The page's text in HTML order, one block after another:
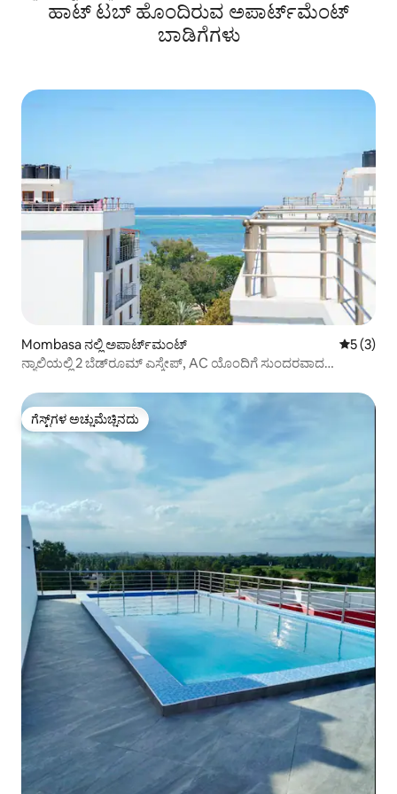
ಹಾಟ್ ಟಬ್ ಹೊಂದಿರುವ ಅಪಾರ್ಟ್‌ಮೆಂಟ್
ಬಾಡಿಗೆಗಳು
Mombasa ನಲ್ಲಿ ಅಪಾರ್ಟ್‌ಮಂಟ್ 5 ರಲ್ಲಿ 5
5 (3)
ನ್ಯಾಲಿಯಲ್ಲಿ 2 ಬೆಡ್‌ರೂಮ್ ಎಸ್ಕೇಪ್, AC ಯೊಂದಿಗೆ ಸುಂದರವಾದ
ಗೆಸ್ಟ್‌ಗಳ ಅಚ್ಚುಮೆಚ್ಚಿನದು
ಗೆಸ್ಟ್‌ಗಳ ಅಚ್ಚುಮೆಚ್ಚಿನದು